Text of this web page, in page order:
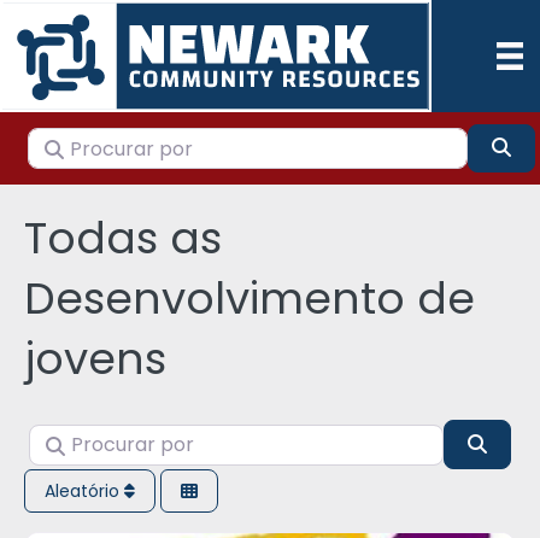
Procurar por
Todas as
Desenvolvimento de
jovens
Procurar por
Aleatório